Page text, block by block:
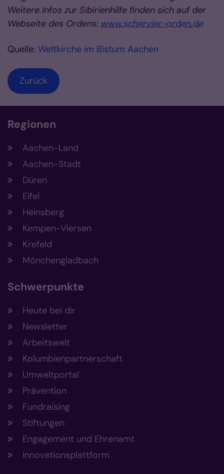
Weitere Infos zur Sibirienhilfe finden sich auf der
Webseite des Ordens: www.schervier-orden.de
Quelle: Weltkirche im Bistum Aachen
Zurück
Regionen
Aachen-Land
Aachen-Stadt
Düren
Eifel
Heinsberg
Kempen-Viersen
Krefeld
Mönchengladbach
Schwerpunkte
Heute bei dir
Newsletter
Arbeitswelt
Kolumbienpartnerschaft
Umweltportal
Prävention
Fundraising
Stiftungen
Engagement und Ehrenamt
Innovationsplattform